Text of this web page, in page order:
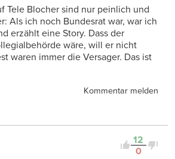
Tele Blocher sind nur peinlich und
Als ich noch Bundesrat war, war ich
erzählt eine Story. Dass der
wäre, will er nicht
waren immer die Versager. Das ist
Kommentar melden
12
0